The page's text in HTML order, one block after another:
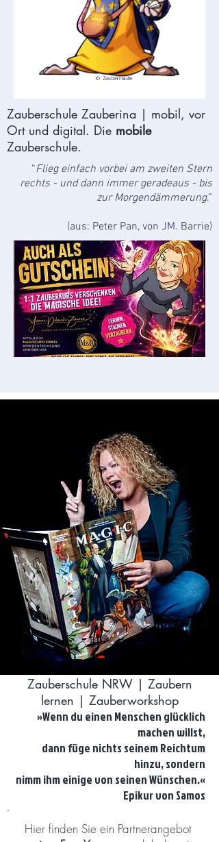
Zauberschule Zauberina | mobil, vor
Ort und digital. Die mobile
Zauberschule.
“Flieg einfach vorbei am zweiten Stern
rechts - und dann immer geradeaus - bis
zur Morgendämmerung.”
(aus: Peter Pan, von JM. Barrie)
Zauberschule NRW | Zaubern
lernen | Zauberworkshop
»Wenn du einen Menschen glücklich
machen willst,
dann füge nichts seinem Reichtum
hinzu, sondern
nimm ihm einige von seinen Wünschen.«
Epikur von Samos
Hier finden Sie ein Partnerangebot